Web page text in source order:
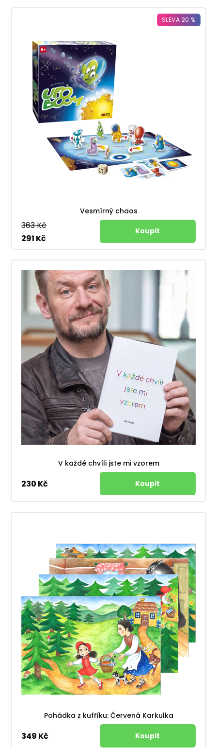
SLEVA 20 %
Vesmírný chaos
363 Kč
291 Kč
V každé chvíli jste mi vzorem
230 Kč
Pohádka z kufříku: Červená Karkulka
349 Kč